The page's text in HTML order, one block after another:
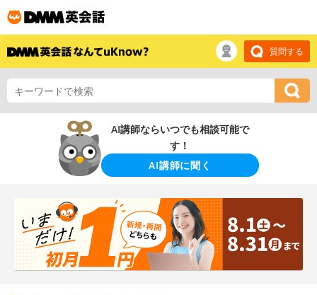
質問する
AI講師ならいつでも相談可能で
す！
AI講師に聞く